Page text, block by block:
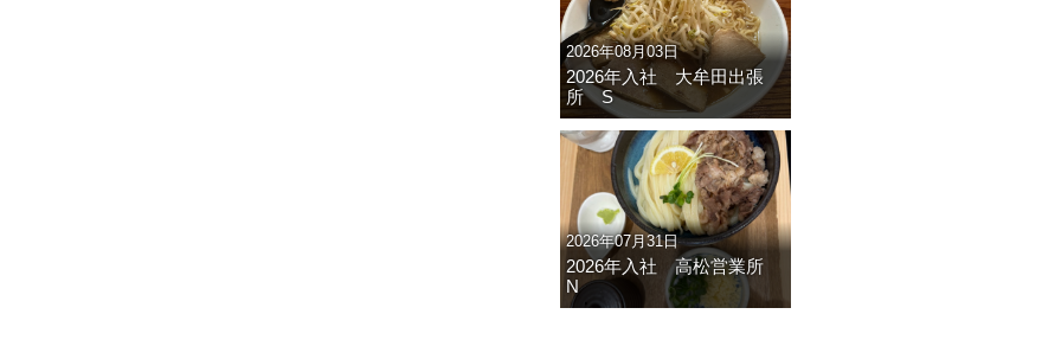
2026年08月03日
2026年入社 大牟田出張
所 S
2026年07月31日
2026年入社 高松営業所
N